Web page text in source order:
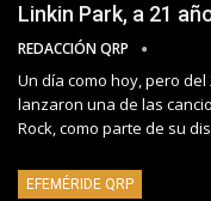
Linkin Park, a 21
REDACCIÓN QRP
Un día como hoy, pero
lanzaron una de las
Rock, como parte de su
EFEMÉRIDE QRP